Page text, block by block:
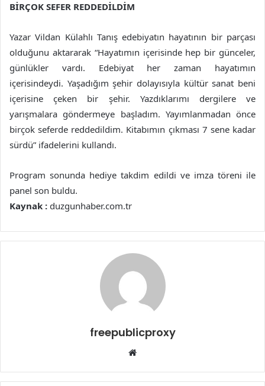
BİRÇOK SEFER REDDEDİLDİM
Yazar Vildan Külahlı Tanış edebiyatın hayatının bir parçası
olduğunu aktararak “Hayatımın içerisinde hep bir günceler,
günlükler vardı. Edebiyat her zaman hayatımın
içerisindeydi. Yaşadığım şehir dolayısıyla kültür sanat beni
içerisine çeken bir şehir. Yazdıklarımı dergilere ve
yarışmalara göndermeye başladım. Yayımlanmadan önce
birçok seferde reddedildim. Kitabımın çıkması 7 sene kadar
sürdü” ifadelerini kullandı.
Program sonunda hediye takdim edildi ve imza töreni ile
panel son buldu.
Kaynak : duzgunhaber.com.tr
freepublicproxy
Web